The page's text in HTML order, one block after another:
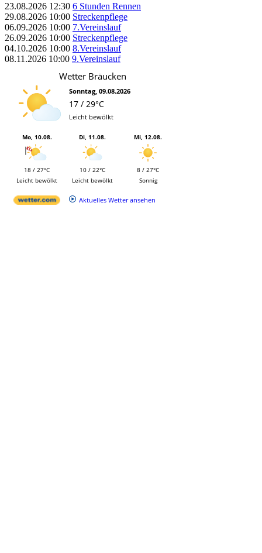
23.08.2026 12:30 6 Stunden Rennen
29.08.2026 10:00 Streckenpflege
06.09.2026 10:00 7.Vereinslauf
26.09.2026 10:00 Streckenpflege
04.10.2026 10:00 8.Vereinslauf
08.11.2026 10:00 9.Vereinslauf
Wetter Bräucken
Sonntag, 09.08.2026
17 / 29°C
Leicht bewölkt
Mo, 10.08.
18 / 27°C
Leicht bewölkt
Di, 11.08.
10 / 22°C
Leicht bewölkt
Mi, 12.08.
8 / 27°C
Sonnig
Aktuelles Wetter ansehen